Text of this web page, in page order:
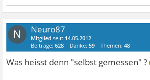
N Neuro87
Mitglied seit: 14.05.2012
Beiträge:628 Danke:59 Themen:48
Was heisst denn "selbst gemessen" ?